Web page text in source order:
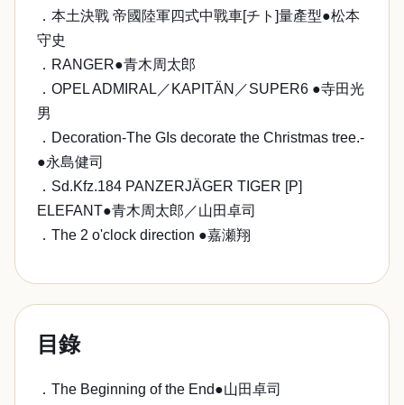
．本土決戰 帝國陸軍四式中戰車[チト]量產型●松本
守史
．RANGER●青木周太郎
．OPEL ADMIRAL／KAPITÄN／SUPER6 ●寺田光
男
．Decoration-The GIs decorate the Christmas tree.-
●永島健司
．Sd.Kfz.184 PANZERJÄGER TIGER [P]
ELEFANT●青木周太郎／山田卓司
．The 2 o'clock direction ●嘉瀬翔
目錄
．The Beginning of the End●山田卓司